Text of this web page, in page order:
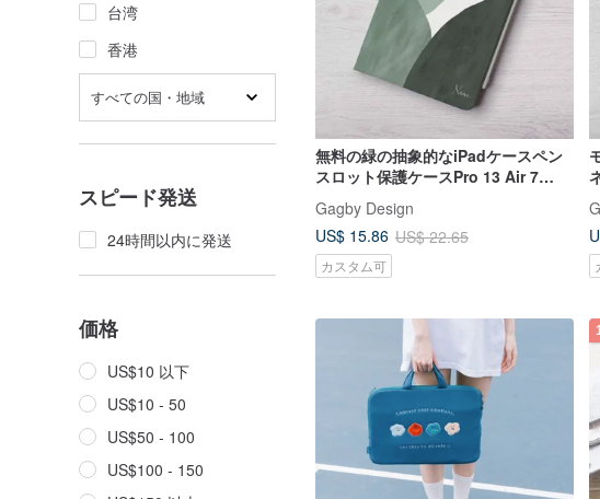
台湾
香港
すべての国・地域
スピード発送
24時間以内に発送
価格
US$10 以下
US$10 - 50
US$50 - 100
US$100 - 150
無料の緑の抽象的なiPadケースペン
スロット保護ケースPro 13 Air 7
Gagby Design
US$ 15.86 US$ 22.65
カスタム可